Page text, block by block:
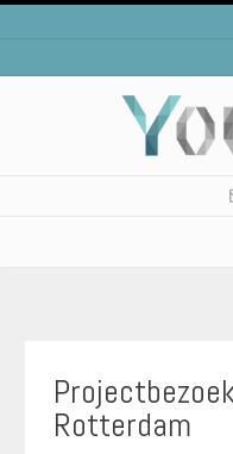
Spring
Rotterdam